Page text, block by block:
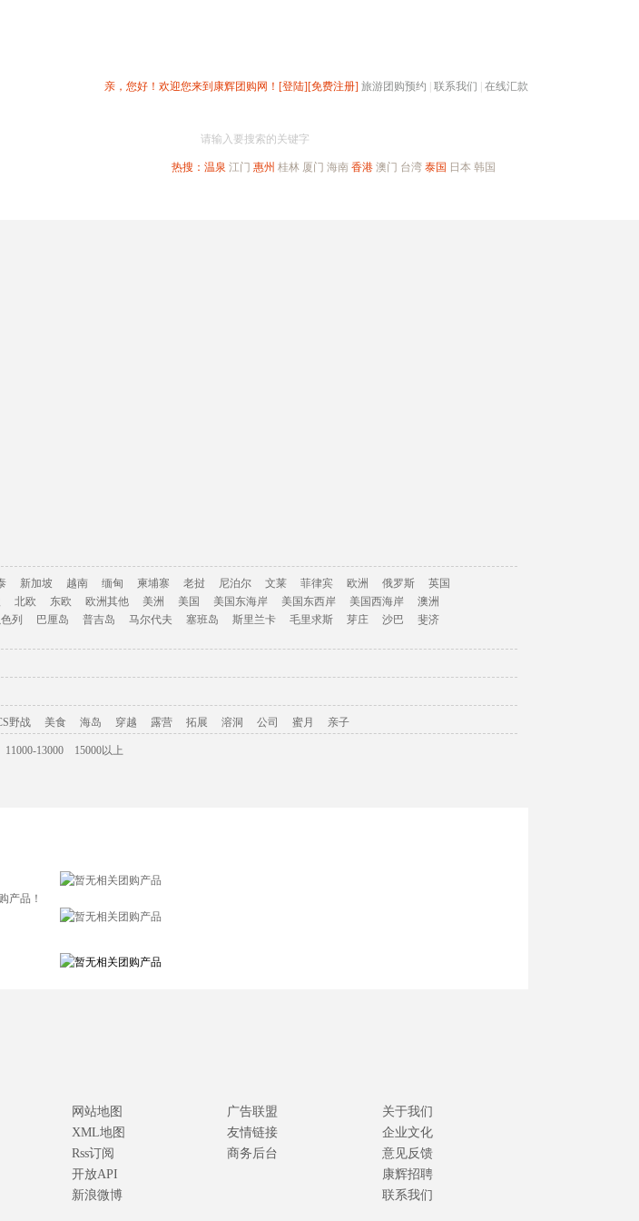
亲，您好！欢迎您来到康辉团购网！ [登陆][免费注册] 旅游团购预约 联系我们 在线汇款
请输入要搜索的关键字
热搜： 温泉 江门 惠州 桂林 厦门 海南 香港 澳门 台湾 泰国 日本 韩国
新加坡 越南 缅甸 柬埔寨 老挝 尼泊尔 文莱 菲律宾 欧洲 俄罗斯
英国
北欧 东欧 欧洲其他 美洲 美国 美国东海岸 美国东西岸 美国西海岸
澳洲
列 巴厘岛 普吉岛 马尔代夫 塞班岛 斯里兰卡 毛里求斯 芽庄 沙巴
斐济
野战 美食 海岛 穿越 露营 拓展 溶洞 公司 蜜月 亲子
11000-13000
15000以上
网站地图
XML地图
Rss订阅
开放API
新浪微博
广告联盟
友情链接
商务后台
关于我们
企业文化
意见反馈
康辉招聘
联系我们